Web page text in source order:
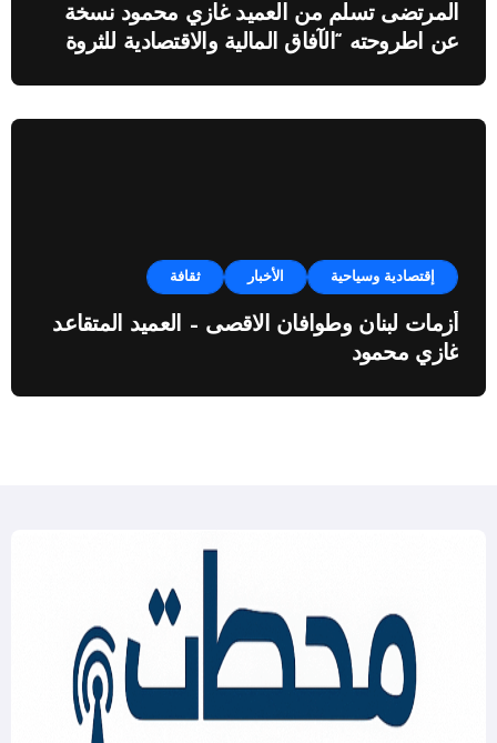
المرتضى تسلم من العميد غازي محمود نسخة
عن اطروحته “الآفاق المالية والاقتصادية للثروة
إقتصادية وسياحية الأخبار ثقافة
أزمات لبنان وطوافان الاقصى – العميد المتقاعد
غازي محمود